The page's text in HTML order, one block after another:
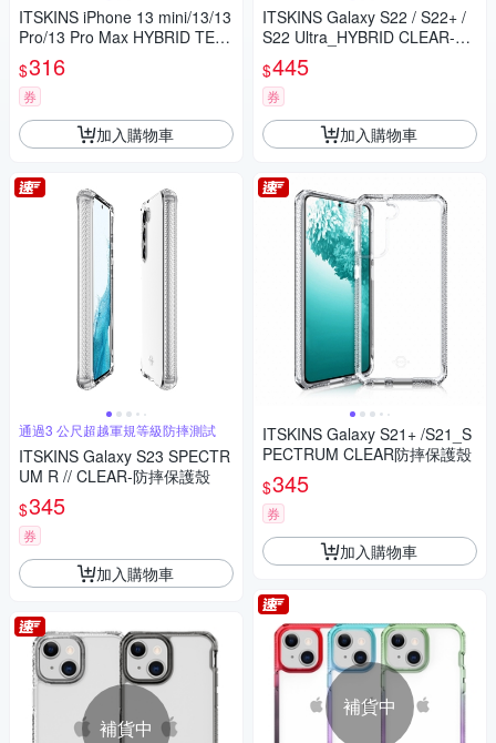
ITSKINS iPhone 13 mini/13/13
Pro/13 Pro Max HYBRID TEK-
防摔保護殼
$316
券
加入購物車
通過3 公尺超越軍規等級防摔測試
ITSKINS Galaxy S23 SPECTR
UM R // CLEAR-防摔保護殼
$345
券
加入購物車
補貨中
ITSKINS Galaxy S22 / S22+ /
S22 Ultra_HYBRID CLEAR-防
摔保護殼
$445
券
加入購物車
ITSKINS Galaxy S21+ /S21_S
PECTRUM CLEAR防摔保護殼
$345
券
加入購物車
補貨中